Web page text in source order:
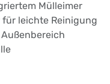
Mülleimer
leichte Reinigung